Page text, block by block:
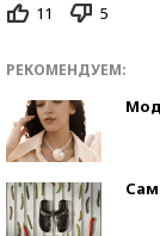
11 5
РЕКОМЕНДУЕМ: